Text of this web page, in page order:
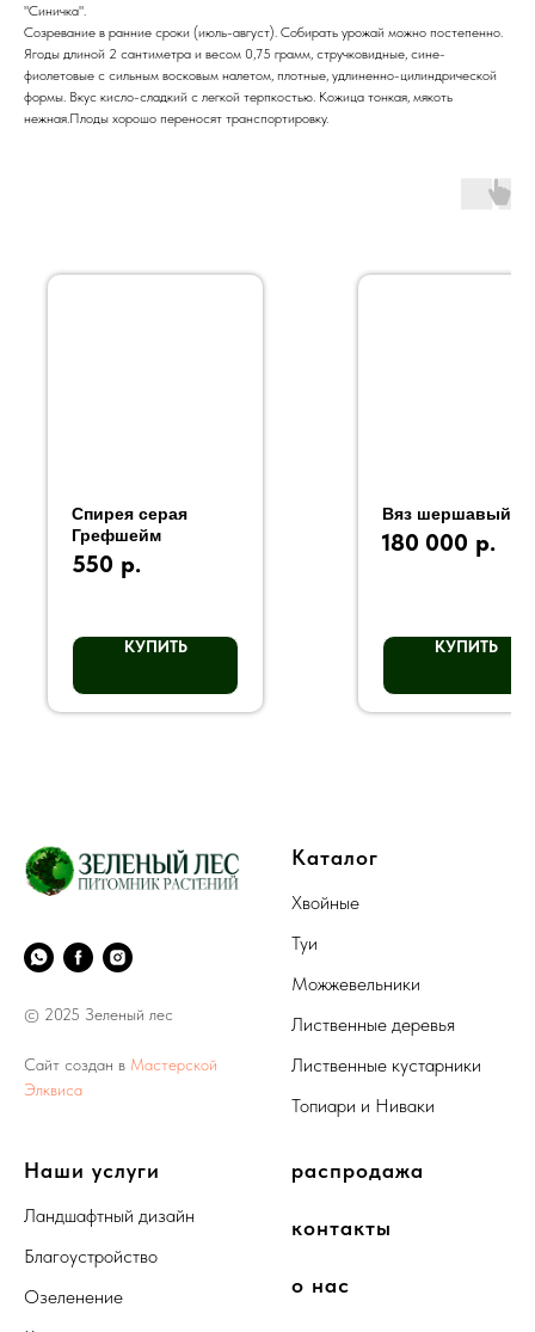
"Синичка".
Созревание в ранние сроки (июль-август). Собирать урожай можно постепенно.
Ягоды длиной 2 сантиметра и весом 0,75 грамм, стручковидные, сине-
фиолетовые с сильным восковым налетом, плотные, удлиненно-цилиндрической
формы. Вкус кисло-сладкий с легкой терпкостью. Кожица тонкая, мякоть
нежная.Плоды хорошо переносят транспортировку.
Спирея серая
Грефшейм
550 р.
КУПИТЬ
Вяз шершавый
180 000 р.
КУПИТЬ
© 2025 Зеленый лес
Сайт создан в Мастерской
Элквиса
Каталог
Хвойные
Туи
Можжевельники
Лиственные деревья
Лиственные кустарники
Топиари и Ниваки
Наши услуги
Ландшафтный дизайн
Благоустройство
Озеленение
распродажа
контакты
о нас